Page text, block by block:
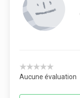
★★★★★
Aucune évaluation